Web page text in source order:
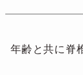
年齢と共に脊